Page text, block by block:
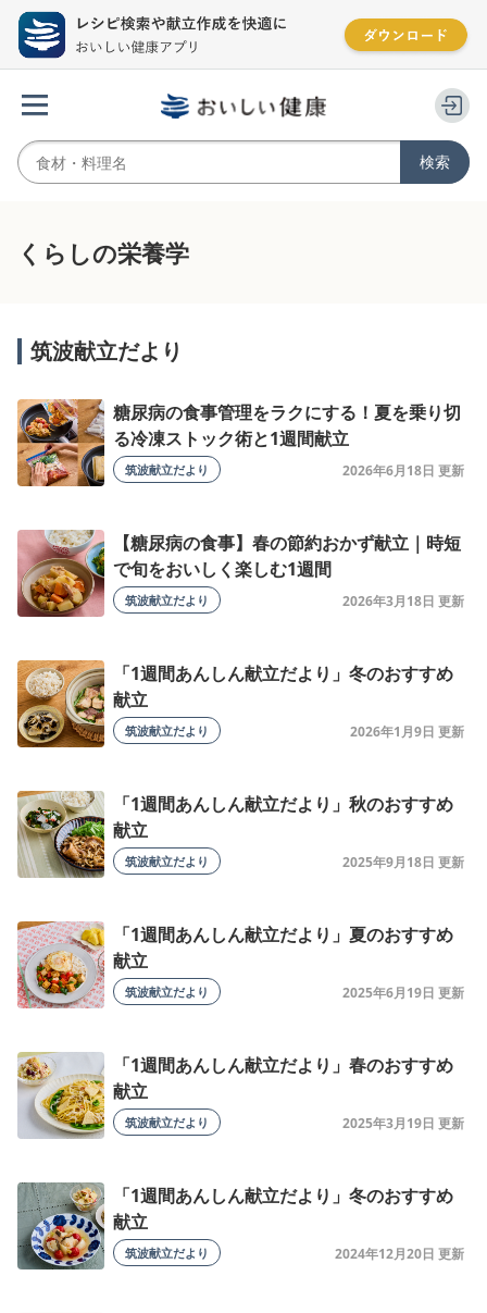
くらしの栄養学
筑波献立だより
糖尿病の食事管理をラクにする！夏を乗り切
る冷凍ストック術と1週間献立
筑波献立だより 2026年6月18日
【糖尿病の食事】春の節約おかず献立｜時短
で旬をおいしく楽しむ1週間
筑波献立だより 2026年3月18日
「1週間あんしん献立だより」冬のおすすめ
献立
筑波献立だより 2026年1月9日
「1週間あんしん献立だより」秋のおすすめ
献立
筑波献立だより 2025年9月18日
「1週間あんしん献立だより」夏のおすすめ
献立
筑波献立だより 2025年6月19日
「1週間あんしん献立だより」春のおすすめ
献立
筑波献立だより 2025年3月19日
「1週間あんしん献立だより」冬のおすすめ
献立
筑波献立だより 2024年12月20日